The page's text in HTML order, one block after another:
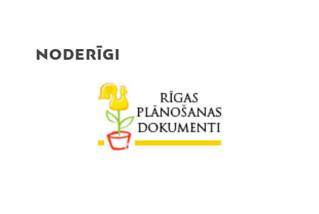
NODERĪGI